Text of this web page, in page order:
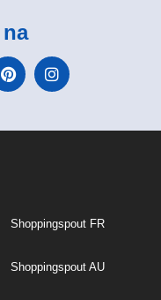
Shoppingspout FR
Shoppingspout AU